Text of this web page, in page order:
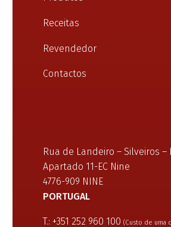
Receitas
Revendedor
Contactos
Rua de Landeiro – Silveiros –
Apartado 11-EC Nine
4776-909 NINE
PORTUGAL
T.: +351 252 960 100 (Custo de uma